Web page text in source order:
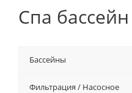
Спа
Бассейны
Фильтрация / Насосное